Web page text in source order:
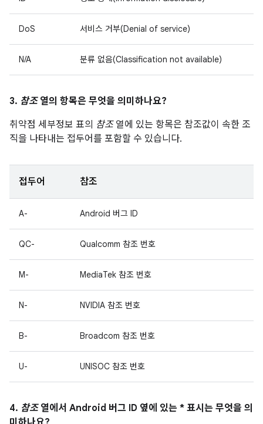
DoS 서비스 거부(Denial of service)
N/A 분류 없음(Classification not available)
3. 참조열의 항목은 무엇을 의미하나요?
취약점 세부정보 표의 참조열에 있는 항목은 참조값이 속한 조
직을 나타내는 접두어를 포함할 수 있습니다.
접두어 참조
A- Android 버그 ID
QC- Qualcomm 참조 번호
M- MediaTek 참조 번호
N- NVIDIA 참조 번호
B- Broadcom 참조 번호
U- UNISOC 참조 번호
4. 참조열에서 Android 버그 ID 옆에 있는 * 표시는 무엇을 의